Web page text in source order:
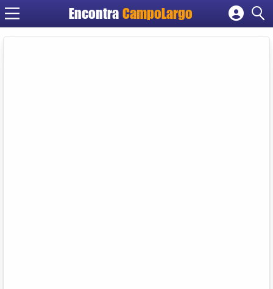
Encontra CampoLargo
Cadastrar empresa